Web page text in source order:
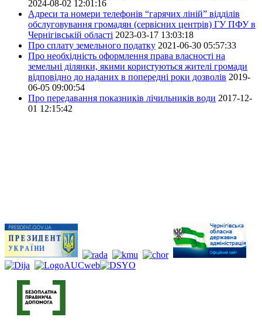
2024-08-02 12:01:16
Адреси та номери телефонів “гарячих ліній” відділів
обслуговування громадян (сервісних центрів) ГУ ПФУ в
Чернігівській області 2023-03-17 13:03:18
Про сплату земельного податку 2021-06-30 05:57:33
Про необхідність оформлення права власності на
земельні ділянки, якими користуються жителі громади
відповідно до наданих в попередні роки дозволів 2019-
06-05 09:00:54
Про передавання показників лічильників води 2017-12-
01 12:15:42